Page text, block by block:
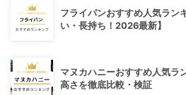
フライパンおすすめ人気ラン
い・長持ち！2026最新】
マヌカハニーおすすめ人気ラ
高さを徹底比較・検証